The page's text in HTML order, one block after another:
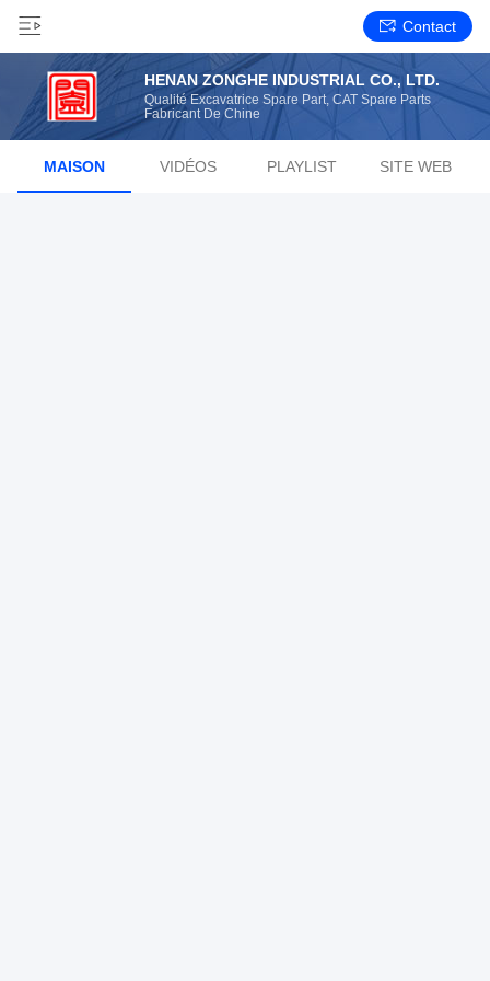
Contact
HENAN ZONGHE INDUSTRIAL CO., LTD.
Qualité Excavatrice Spare Part, CAT Spare Parts
Fabricant De Chine
MAISON VIDÉOS PLAYLIST SITE WEB